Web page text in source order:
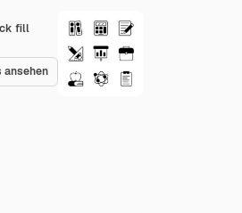
fill
ansehen